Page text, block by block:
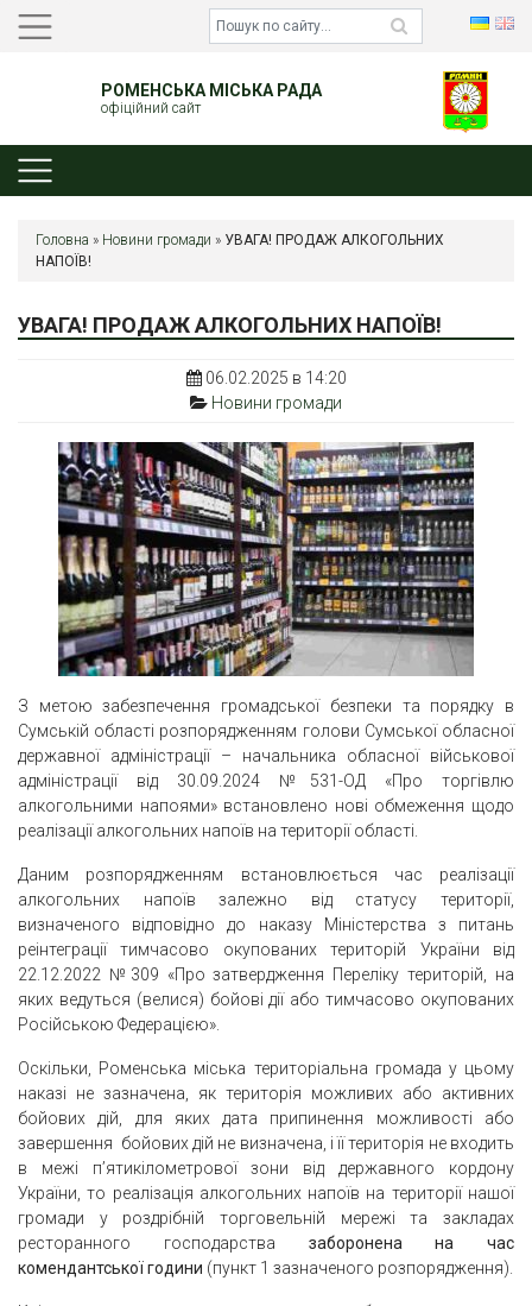
РОМЕНСЬКА МІСЬКА РАДА
офіційний сайт
Головна » Новини громади » УВАГА! ПРОДАЖ АЛКОГОЛЬНИХ
НАПОЇВ!
УВАГА! ПРОДАЖ АЛКОГОЛЬНИХ НАПОЇВ!
06.02.2025 в 14:20
Новини громади
З метою забезпечення громадської безпеки та порядку в
Сумській області розпорядженням голови Сумської обласної
державної адміністрації – начальника обласної військової
адміністрації від 30.09.2024 №531-ОД «Про торгівлю
алкогольними напоями» встановлено нові обмеження щодо
реалізації алкогольних напоїв на території області.
Даним розпорядженням встановлюється час реалізації
алкогольних напоїв залежно від статусу території,
визначеного відповідно до наказу Міністерства з питань
реінтеграції тимчасово окупованих територій України від
22.12.2022 №309 «Про затвердження Переліку територій, на
яких ведуться (велися) бойові дії або тимчасово окупованих
Російською Федерацією».
Оскільки, Роменська міська територіальна громада у цьому
наказі не зазначена, як територія можливих або активних
бойових дій, для яких дата припинення можливості або
завершення бойових дій не визначена, і її територія не входить
в межі п’ятикілометрової зони від державного кордону
України, то реалізація алкогольних напоїв на території нашої
громади у роздрібній торговельній мережі та закладах
ресторанного господарства заборонена на час
комендантської години (пункт 1 зазначеного розпорядження).